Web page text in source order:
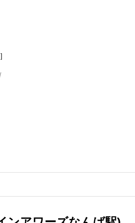
]